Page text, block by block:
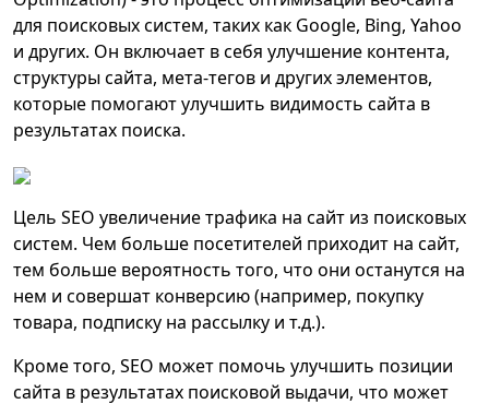
для поисковых систем, таких как Google, Bing, Yahoo
и других. Он включает в себя улучшение контента,
структуры сайта, мета-тегов и других элементов,
которые помогают улучшить видимость сайта в
результатах поиска.
Цель SEO увеличение трафика на сайт из поисковых
систем. Чем больше посетителей приходит на сайт,
тем больше вероятность того, что они останутся на
нем и совершат конверсию (например, покупку
товара, подписку на рассылку и т.д.).
Кроме того, SEO может помочь улучшить позиции
сайта в результатах поисковой выдачи, что может